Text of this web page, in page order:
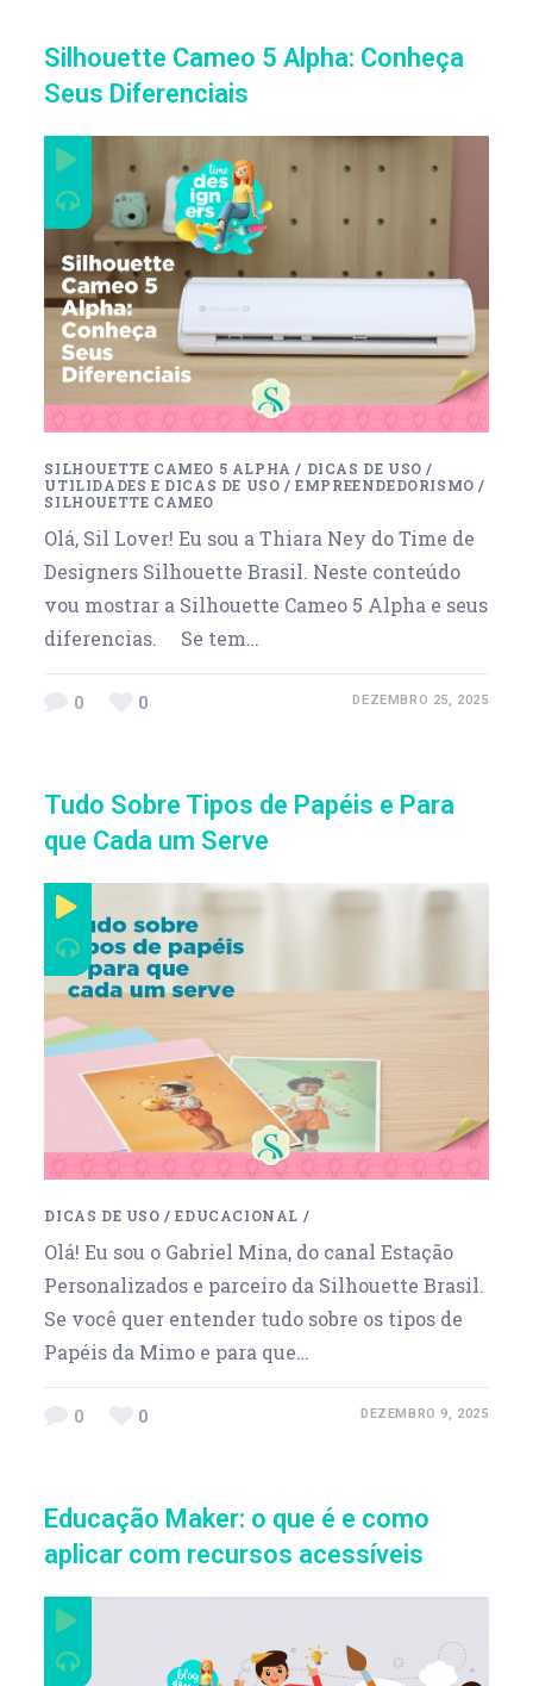
Silhouette Cameo 5 Alpha: Conheça
Seus Diferenciais
SILHOUETTE CAMEO 5 ALPHA / DICAS DE USO /
UTILIDADES E DICAS DE USO /EMPREENDEDORISMO /
SILHOUETTE CAMEO
Olá, Sil Lover! Eu sou a ‪Thiara Ney do Time de
Designers Silhouette Brasil. Neste conteúdo
vou mostrar a Silhouette Cameo 5 Alpha e seus
diferencias. Se tem…
0 0 DEZEMBRO 25, 2025
Tudo Sobre Tipos de Papéis e Para
que Cada um Serve
DICAS DE USO /EDUCACIONAL /
Olá! Eu sou o Gabriel Mina, do canal Estação
Personalizados e parceiro da Silhouette Brasil.
Se você quer entender tudo sobre os tipos de
Papéis da Mimo e para que…
0 0 DEZEMBRO 9, 2025
Educação Maker: o que é e como
aplicar com recursos acessíveis